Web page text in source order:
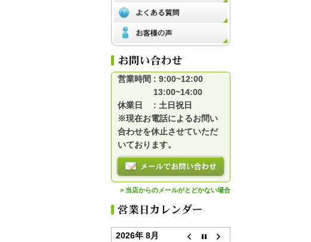
営業時間 : 9:00~12:00
13:00~14:00
休業日 : 土日祝日
※現在お電話によるお問い
合わせを休止させていただ
いております。
> 当店からのメールがとどかない場合
2026年 8月